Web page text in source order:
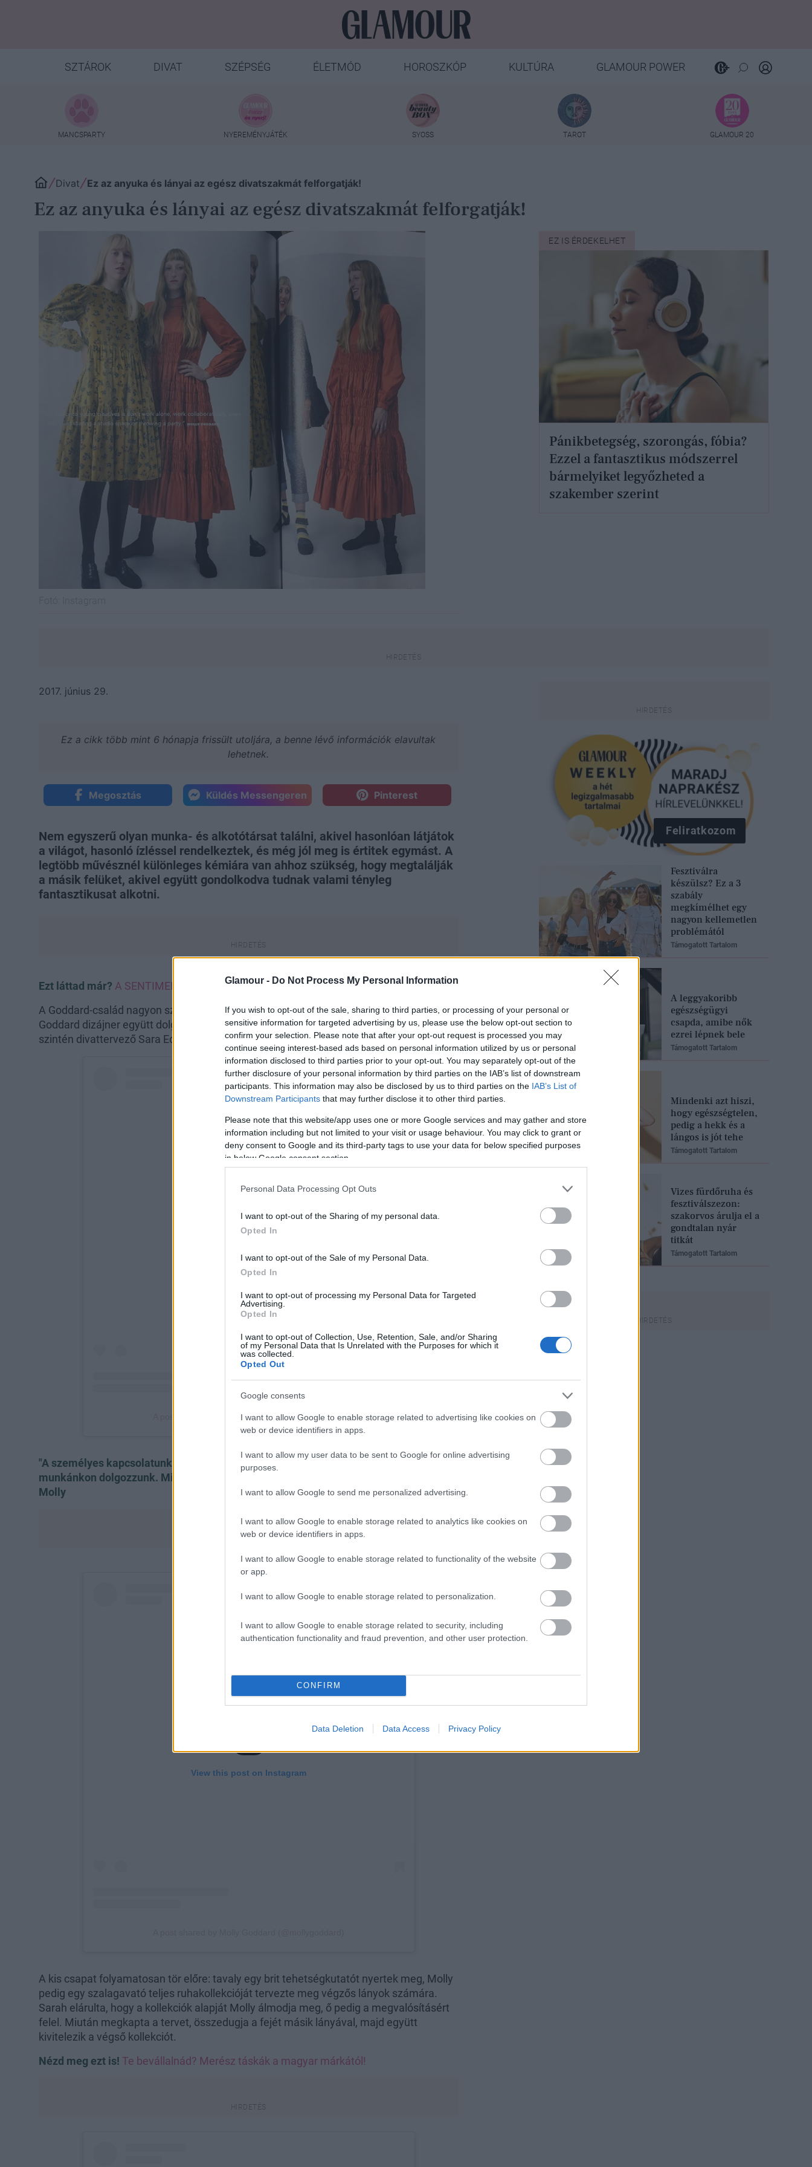
Glamour - Do Not Process My Personal Information
If you wish to opt-out of the sale, sharing to third parties, or processing of your personal or
sensitive information for targeted advertising by us, please use the below opt-out section to
confirm your selection. Please note that after your opt-out request is processed you may
continue seeing interest-based ads based on personal information utilized by us or personal
information disclosed to third parties prior to your opt-out. You may separately opt-out of the
further disclosure of your personal information by third parties on the IAB’s list of downstream
participants. This information may also be disclosed by us to third parties on the IAB’s List of
Downstream Participants that may further disclose it to other third parties.
Please note that this website/app uses one or more Google services and may gather and store
information including but not limited to your visit or usage behaviour. You may click to grant or
deny consent to Google and its third-party tags to use your data for below specified purposes
in below Google consent section.
Personal Data Processing Opt Outs
I want to opt-out of the Sharing of my personal data.
Opted In
I want to opt-out of the Sale of my Personal Data.
Opted In
I want to opt-out of processing my Personal Data for Targeted
Advertising.
Opted In
I want to opt-out of Collection, Use, Retention, Sale, and/or Sharing
of my Personal Data that Is Unrelated with the Purposes for which it
was collected.
Opted Out
Google consents
I want to allow Google to enable storage related to advertising like cookies on
web or device identifiers in apps.
I want to allow my user data to be sent to Google for online advertising
purposes.
I want to allow Google to send me personalized advertising.
I want to allow Google to enable storage related to analytics like cookies on
web or device identifiers in apps.
I want to allow Google to enable storage related to functionality of the website
or app.
I want to allow Google to enable storage related to personalization.
I want to allow Google to enable storage related to security, including
authentication functionality and fraud prevention, and other user protection.
CONFIRM
Data Deletion Data Access Privacy Policy
SZTÁROK DIVAT SZÉPSÉG ÉLETMÓD HOROSZKÓP KULTÚRA GLAMOUR POWER
MANCSPARTY NYEREMÉNYJÁTÉK SYOSS TAROT GLAMOUR 20
Divat Ez az anyuka és lányai az egész divatszakmát felforgatják!
Ez az anyuka és lányai az egész divatszakmát felforgatják!
EZ IS ÉRDEKELHET
Pánikbetegség, szorongás, fóbia?
Ezzel a fantasztikus módszerrel
bármelyiket legyőzheted a
szakember szerint
2017. június 29.
Ez a cikk több mint 6 hónapja frissült utoljára, a benne lévő információk elavultak
lehetnek.
Megosztás Küldés Messengeren Pinterest
Nem egyszerű olyan munka- és alkotótársat találni, akivel hasonlóan látjátok
a világot, hasonló ízléssel rendelkeztek, és még jól meg is értitek egymást. A
legtöbb művésznél különleges kémiára van ahhoz szükség, hogy megtalálják
a másik felüket, akivel együtt gondolkodva tudnak valami tényleg
fantasztikusat alkotni.
Ezt láttad már? A SENTIMENTS COUTURE új kollekcióját a metamorfózis inspirálta!
A Goddard-család nagyon szerencsés ebben a tekintetben. Az hagyján, hogy a Molly
Goddard dizájner együtt dolgozhat stylist testvérével, Alice-szel, de még anyukájuk, a
szintén divattervező Sara Edwards is beszállt a projektbe.
"A személyes kapcsolatunk miatt még több időt tudunk azzal eltölteni, hogy a közös
munkánkon dolgozzunk. Minden, amit csinálunk, folyamatosan fejlődik"- árulta el
Molly
A kis csapat folyamatosan tör előre: tavaly egy brit tehetségkutatót nyertek meg, Molly
pedig egy szalagavató teljes ruhakollekcióját tervezte meg végzős lányok számára.
Sarah elárulta, hogy a kollekciók alapját Molly álmodja meg, ő pedig a megvalósításért
felel. Miután megkapta a tervet, összedugja a fejét másik lányával, majd együtt
kivitelezik a végső kollekciót.
Nézd meg ezt is! Te bevállalnád? Merész táskák a magyar márkától!
Feliratkozom
Fesztiválra
készülsz? Ez a 3
szabály
megkímélhet egy
nagyon kellemetlen
problémától
Támogatott Tartalom
A leggyakoribb
egészségügyi
csapda, amibe nők
ezrei lépnek bele
Támogatott Tartalom
Mindenki azt hiszi,
hogy egészségtelen,
pedig a hekk és a
lángos is jót tehe
Támogatott Tartalom
Vizes fürdőruha és
fesztiválszezon:
szakorvos árulja el a
gondtalan nyár
titkát
Támogatott Tartalom